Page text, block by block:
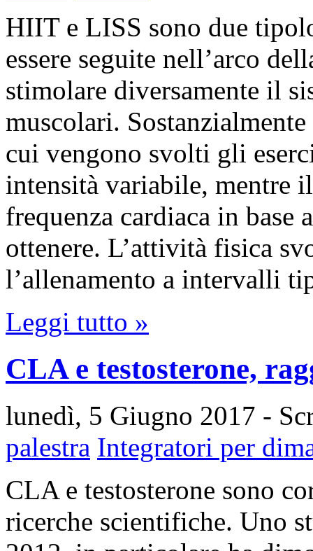
HIIT e LISS sono due
essere seguite nell’arco
stimolare diversamente il
muscolari.
cui vengono svolti gli
intensità variabile, mentre
frequenza cardiaca in
ottenere. L’attività fisica
l’allenamento a intervalli
Leggi tutto »
CLA e testosterone,
lunedì, 5 Giugno 2017 -
palestra Integratori per
CLA e testosterone sono
ricerche scientifiche. Uno